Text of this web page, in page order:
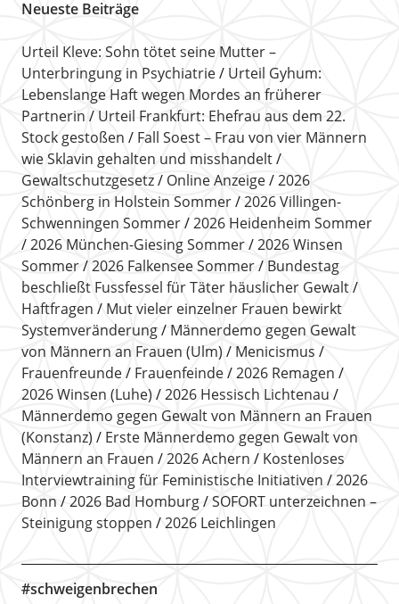
Neueste Beiträge
Urteil Kleve: Sohn tötet seine Mutter –
Unterbringung in Psychiatrie
Urteil Gyhum:
Lebenslange Haft wegen Mordes an früherer
Partnerin
Urteil Frankfurt: Ehefrau aus dem 22.
Stock gestoßen
Fall Soest – Frau von vier Männern
wie Sklavin gehalten und misshandelt
Gewaltschutzgesetz
Online Anzeige
2026
Schönberg in Holstein Sommer
2026 Villingen-
Schwenningen Sommer
2026 Heidenheim Sommer
2026 München-Giesing Sommer
2026 Winsen
Sommer
2026 Falkensee Sommer
Bundestag
beschließt Fussfessel für Täter häuslicher Gewalt
Haftfragen
Mut vieler einzelner Frauen bewirkt
Systemveränderung
Männerdemo gegen Gewalt
von Männern an Frauen (Ulm)
Menicismus
Frauenfreunde
Frauenfeinde
2026 Remagen
2026 Winsen (Luhe)
2026 Hessisch Lichtenau
Männerdemo gegen Gewalt von Männern an Frauen
(Konstanz)
Erste Männerdemo gegen Gewalt von
Männern an Frauen
2026 Achern
Kostenloses
Interviewtraining für Feministische Initiativen
2026
Bonn
2026 Bad Homburg
SOFORT unterzeichnen –
Steinigung stoppen
2026 Leichlingen
#schweigenbrechen